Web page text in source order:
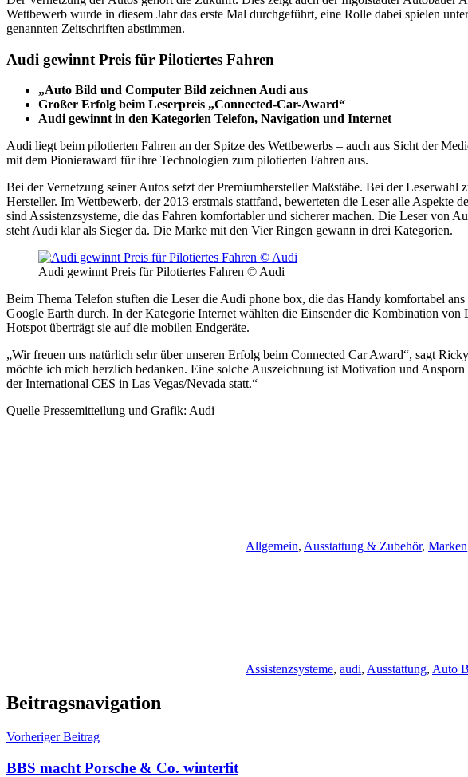
Wettbewerb wurde in diesem Jahr das erste Mal durchgeführt, eine Rolle dabei spielen
genannten Zeitschriften abstimmen.
Audi gewinnt Preis für Pilotiertes Fahren
„Auto Bild und Computer Bild zeichnen Audi aus
Großer Erfolg beim Leserpreis „Connected-Car-Award“
Audi gewinnt in den Kategorien Telefon, Navigation und Internet
Audi liegt beim pilotierten Fahren an der Spitze des Wettbewerbs – auch aus Sicht der
mit dem Pionieraward für ihre Technologien zum pilotierten Fahren aus.
Bei der Vernetzung seiner Autos setzt der Premiumhersteller Maßstäbe. Bei der
Hersteller. Im Wettbewerb, der 2013 erstmals stattfand, bewerteten die Leser alle
sind Assistenzsysteme, die das Fahren komfortabler und sicherer machen. Die Leser
steht Audi klar als Sieger da. Die Marke mit den Vier Ringen gewann in drei Kategorien.
Audi gewinnt Preis für Pilotiertes Fahren © Audi
Beim Thema Telefon stuften die Leser die Audi phone box, die das Handy komfortabel
Google Earth durch. In der Kategorie Internet wählten die Einsender die Kombination
Hotspot überträgt sie auf die mobilen Endgeräte.
„Wir freuen uns natürlich sehr über unseren Erfolg beim Connected Car Award“, sagt
möchte ich mich herzlich bedanken. Eine solche Auszeichnung ist Motivation und
der International CES in Las Vegas/Nevada statt.“
Quelle Pressemitteilung und Grafik: Audi
Allgemein, Ausstattung & Zubehör, Marken
Assistenzsysteme, audi, Ausstattung, Auto
Beitragsnavigation
Vorheriger Beitrag
BBS macht Porsche & Co. winterfit